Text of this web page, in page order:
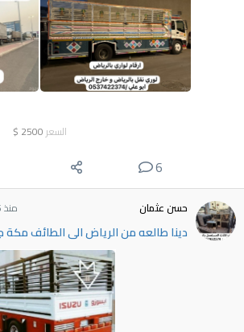
السعر 2500
$
6
حسن عثمان منذ 5 ساعات
دينا طالعه من الرياض الى الطائف مكة جدة